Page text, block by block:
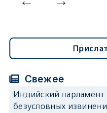
Свежее
Индийский парламент
безусловных